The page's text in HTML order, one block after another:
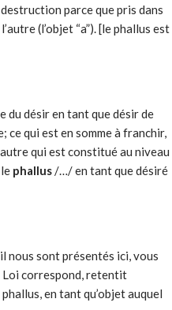
parce que pris dans
(l’objet “a”). [le phallus
du désir en tant que désir de
ce qui est en somme à franchir,
qui est constitué au niveau
phallus/…/ en tant que désiré
nous sont présentés ici, vous
Loi correspond, retentit
en tant qu’objet auquel